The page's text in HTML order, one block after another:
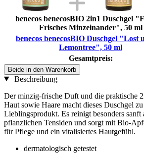
benecos benecosBIO 2in1 Duschgel
Frisches Minzeinander", 50 ml
benecos benecosBIO Duschgel "Lost
Lemontree", 50 ml
Gesamtpreis:
Beide in den Warenkorb
Beschreibung
Der minzig-frische Duft und die praktische
Haut sowie Haare macht dieses Duschgel
Lieblingsprodukt. Es reinigt besonders sanft
pflanzlichen Tensiden und sorgt mit Bio-
für Pflege und ein vitalisiertes Hautgefühl.
dermatologisch getestet